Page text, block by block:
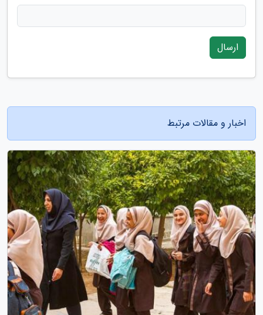
ارسال
اخبار و مقالات مرتبط